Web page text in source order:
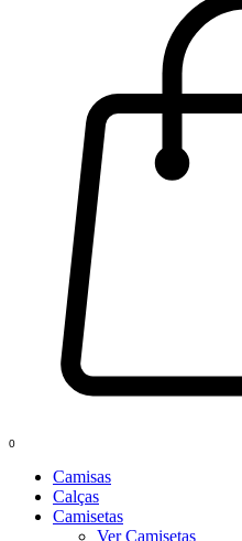
0
Camisas
Calças
Camisetas
Ver Camisetas